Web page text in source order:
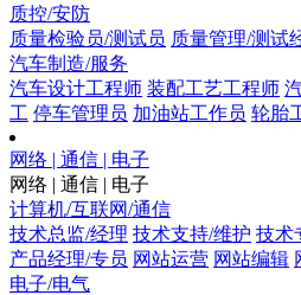
质控/安防
质量检验员/测试员 质量管理/测试
汽车制造/服务
汽车设计工程师 装配工艺工程师
工 停车管理员 加油站工作员 轮胎
网络 | 通信 | 电子
网络 | 通信 | 电子
计算机/互联网/通信
技术总监/经理 技术支持/维护 技术
产品经理/专员 网站运营 网站编辑
电子/电气